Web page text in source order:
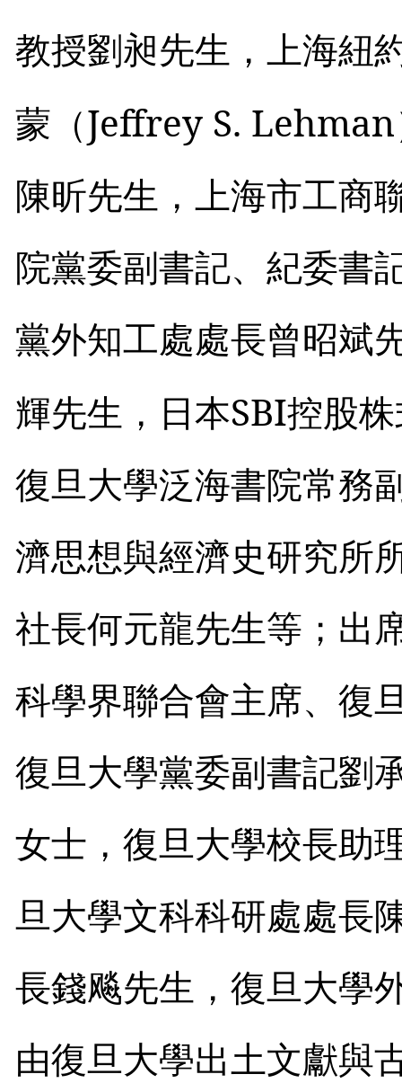
教授劉昶先生，上海紐
蒙（Jeffrey S. Lehman
陳昕先生，上海市工商
院黨委副書記、紀委書
黨外知工處處長曾昭斌
輝先生，日本SBI控股
復旦大學泛海書院常務
濟思想與經濟史研究所
社長何元龍先生等；出
科學界聯合會主席、復
復旦大學黨委副書記劉
女士，復旦大學校長助
旦大學文科科研處處長
長錢飚先生，復旦大學
由復旦大學出土文獻與